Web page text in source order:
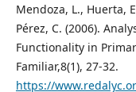
Mendoza, L., Huerta,
Pérez, C. (2006).
Functionality in
Familiar,8(1), 27-32.
https://